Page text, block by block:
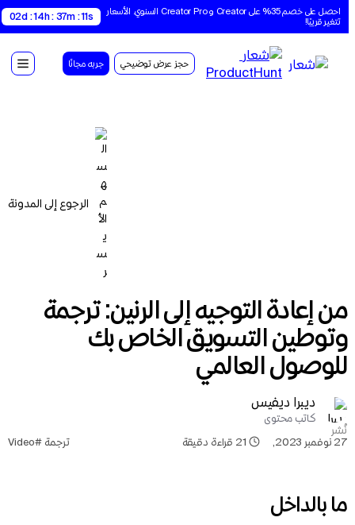
احصل على خصم 35% على Creator و Creator Pro السنوي. الأسعار
تتغير قريبًا!
02d : 14h : 37m : 10s
حجز عرض توضيحي جربه مجانًا
الرجوع إلى المدونة
من إعادة التوجيه إلى الرنين: ترجمة
وتوطين التسويق الخاص بك
للوصول العالمي
ديبرا ديفيس
كاتب محتوى
نُشر
27 نوفمبر 2023
,
21 قراءة دقيقة ترجمة #Video
ما بالداخل